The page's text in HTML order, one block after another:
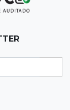
de UTI e